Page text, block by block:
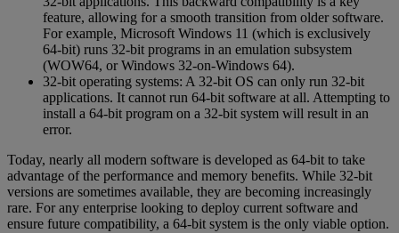
feature, allowing for a smooth transition from older software.
For example, Microsoft Windows 11 (which is exclusively
64-bit) runs 32-bit programs in an emulation subsystem
(WOW64, or Windows 32-on-Windows 64).
32-bit operating systems: A 32-bit OS can only run 32-bit
applications. It cannot run 64-bit software at all. Attempting to
install a 64-bit program on a 32-bit system will result in an
error.
Today, nearly all modern software is developed as 64-bit to take
advantage of the performance and memory benefits. While 32-bit
versions are sometimes available, they are becoming increasingly
rare. For any enterprise looking to deploy current software and
ensure future compatibility, a 64-bit system is the only viable option.